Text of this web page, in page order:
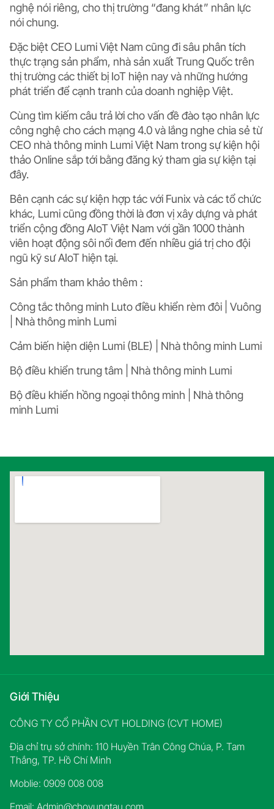
nghệ nói riêng, cho thị trường “đang khát” nhân lực
nói chung.
Đặc biệt CEO Lumi Việt Nam cũng đi sâu phân tích
thực trạng sản phẩm, nhà sản xuất Trung Quốc trên
thị trường các thiết bị IoT hiện nay và những hướng
phát triển để cạnh tranh của doanh nghiệp Việt.
Cùng tìm kiếm câu trả lời cho vấn đề đào tạo nhân lực
công nghệ cho cách mạng 4.0 và lắng nghe chia sẻ từ
CEO nhà thông minh Lumi Việt Nam trong sự kiện hội
thảo Online sắp tới bằng đăng ký tham gia sự kiện tại
đây.
Bên cạnh các sự kiện hợp tác với Funix và các tổ chức
khác, Lumi cũng đồng thời là đơn vị xây dựng và phát
triển cộng đồng AIoT Việt Nam với gần 1000 thành
viên hoạt động sôi nổi đem đến nhiều giá trị cho đội
ngũ kỹ sư AIoT hiện tại.
Sản phẩm tham khảo thêm :
Công tắc thông minh Luto điều khiển rèm đôi | Vuông
| Nhà thông minh Lumi
Cảm biến hiện diện Lumi (BLE) | Nhà thông minh Lumi
Bộ điều khiển trung tâm | Nhà thông minh Lumi
Bộ điều khiển hồng ngoại thông minh | Nhà thông
minh Lumi
Giới Thiệu
CÔNG TY CỔ PHẦN CVT HOLDING (CVT HOME)
Địa chỉ trụ sở chính: 110 Huyền Trân Công Chúa, P. Tam
Thắng, TP. Hồ Chí Minh
Moblie: 0909 008 008
Email: Admin@chovungtau.com